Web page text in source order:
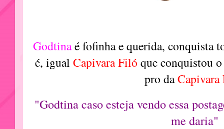
Godtinaé fofinha e querida, conquista
é, igualCapivara Filó que conquistou
pro da
"Godtina caso esteja vendo essa
me daria"